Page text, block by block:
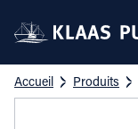
Accueil Produits